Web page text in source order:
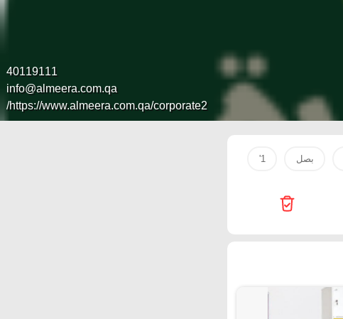
40119111
info@almeera.com.qa
https://www.almeera.com.qa/corporate2/
بصل 1'